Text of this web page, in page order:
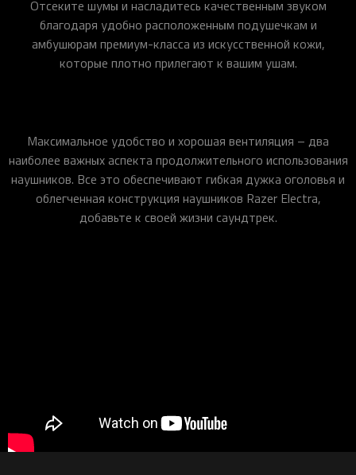
Отсеките шумы и насладитесь качественным звуком
благодаря удобно расположенным подушечкам и
амбушюрам премиум-класса из искусственной кожи,
которые плотно прилегают к вашим ушам.
Максимальное удобство и хорошая вентиляция – два
наиболее важных аспекта продолжительного использования
наушников. Все это обеспечивают гибкая дужка оголовья и
облегченная конструкция наушников Razer Electra,
добавьте к своей жизни саундтрек.